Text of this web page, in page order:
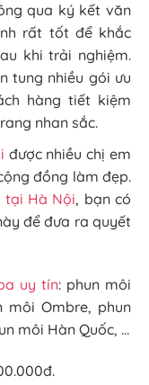
qua ký kết văn
rất tốt để khắc
khi trải nghiệm.
tung nhiều gói ưu
hàng tiết kiệm
nhan sắc.
được nhiều chị em
đồng làm đẹp.
tại Hà Nội, bạn có
để đưa ra quyết
uy tín: phun môi
môi Ombre, phun
môi Hàn Quốc, …